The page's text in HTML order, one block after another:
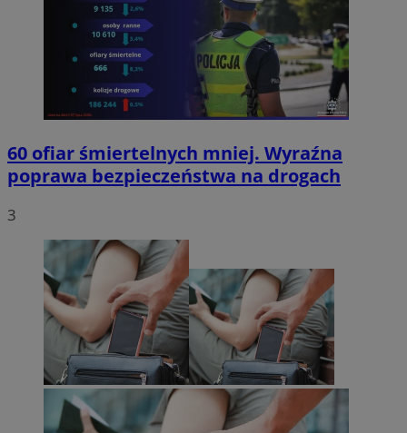
60 ofiar śmiertelnych mniej. Wyraźna
poprawa bezpieczeństwa na drogach
3